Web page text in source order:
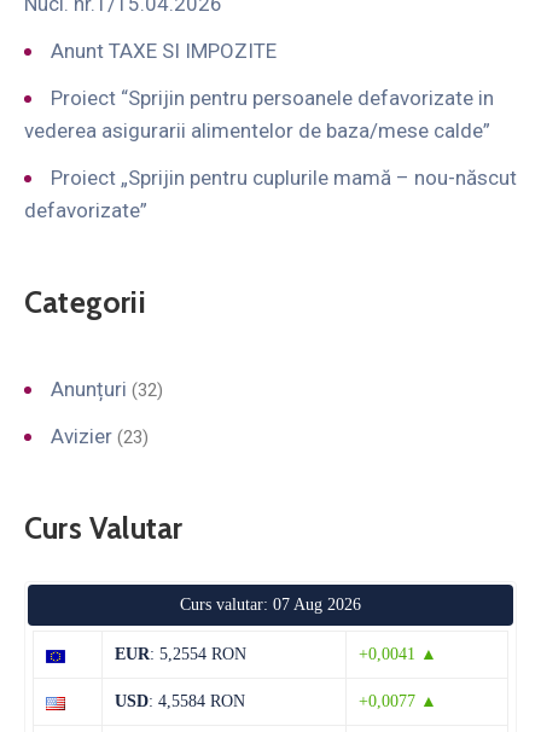
Anunt TAXE SI IMPOZITE
Proiect “Sprijin pentru persoanele defavorizate in
vederea asigurarii alimentelor de baza/mese calde”
Proiect „Sprijin pentru cuplurile mamă – nou-născut
defavorizate”
Categorii
Anunțuri (32)
Avizier (23)
Curs Valutar
Curs valutar: 07 Aug 2026
EUR: 5,2554 RON +0,0041 ▲
USD: 4,5584 RON +0,0077 ▲